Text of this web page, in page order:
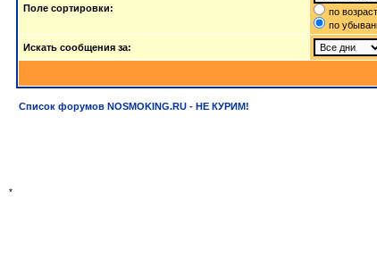
Поле сортировки:
по
по
Искать сообщения за:
Список форумов NOSMOKING.RU - НЕ КУРИМ!
*